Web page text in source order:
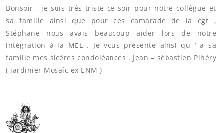
Bonsoir , je suis trés triste ce soir pour notre collègue et
sa famille ainsi que pour ces camarade de la cgt ,
Stéphane nous avais beaucoup aider lors de notre
intégration à la MEL . Je vous présente ainsi qu ‘ a sa
famille mes sicéres condoléances . Jean – sébastien Pihéry
( jardinier Mosaîc ex ENM )